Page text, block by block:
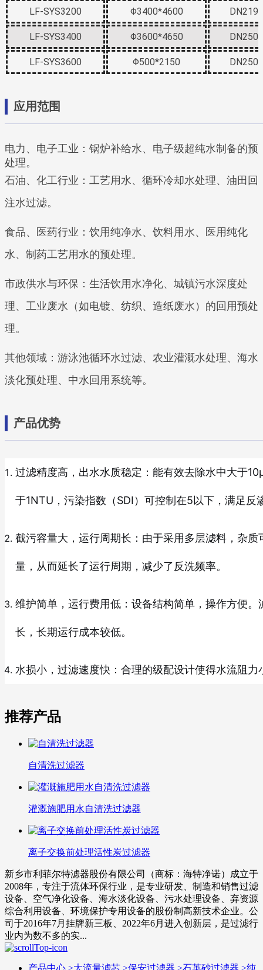
LF-SYS3200 Φ3400*4600 DN219
LF-SYS3400 Φ3600*4650 DN250
LF-SYS3600 Φ500*2150 DN250
应用范围
电力、电子工业：锅炉补给水、电子级超纯水制备的预
处理。
石油、化工行业：工艺用水、循环冷却水处理、油田回
注水过滤。
食品、医药行业：饮用纯净水、饮料用水、医用纯化
水、制药工艺用水的预处理。
市政供水与环保：生活饮用水净化、城镇污水深度处
理、工业废水（如电镀、纺织、造纸废水）的回用预处
理。
其他领域：游泳池循环水过滤、农业灌溉水处理、海水
淡化预处理、中水回用系统等。
产品优势
过滤精度高，出水水质稳定：能有效去除水中大于
于1NTU，污染指数（SDI）可控制在5以下，满足反
截污容量大，运行周期长：由于采用多层滤料，杂
量，从而延长了运行周期，减少了反洗频率。
维护简单，运行费用低：设备结构简单，操作方便
长，长期运行成本较低。
水损小，过滤速度快：合理的级配设计使得水流阻
推荐产品
自清洗过滤器
灌溉施肥用水自清洗过滤器
离子交换前处理活性炭过滤器
新乡市利菲尔特滤器股份有限公司（商标：海特净诺）成立于
2008年，专注于流体环保行业，是专业研发、制造和销售过滤
设备、空气净化设备、海水淡化设备、污水处理设备、弃资源
综合利用设备、环境保护专用设备的股份制高新技术企业。公
司于2016年7月挂牌新三板、2022年6月进入创新层，是过滤行
业内为数不多的实...